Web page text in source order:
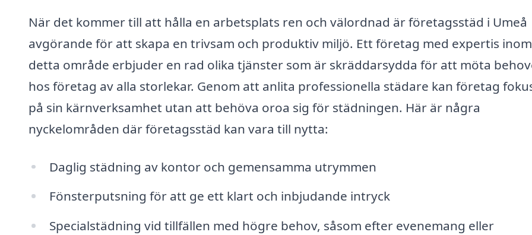
När det kommer till att hålla en arbetsplats ren och välordnad är företagsstäd i Umeå
avgörande för att skapa en trivsam och produktiv miljö. Ett företag med expertis inom
detta område erbjuder en rad olika tjänster som är skräddarsydda för att möta
hos företag av alla storlekar. Genom att anlita professionella städare kan företag
på sin kärnverksamhet utan att behöva oroa sig för städningen. Här är några
nyckelområden där företagsstäd kan vara till nytta:
Daglig städning av kontor och gemensamma utrymmen
Fönsterputsning för att ge ett klart och inbjudande intryck
Specialstädning vid tillfällen med högre behov, såsom efter evenemang eller